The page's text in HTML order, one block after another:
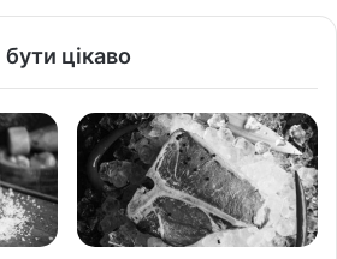
цікаво